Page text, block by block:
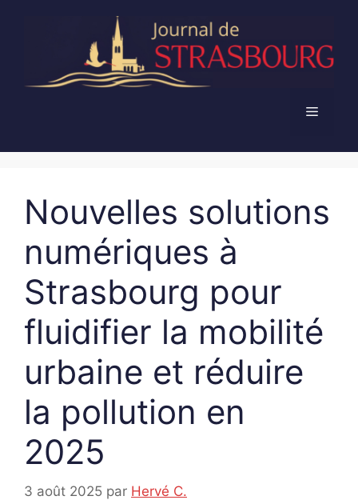
Menu
Nouvelles solutions
numériques à
Strasbourg pour
fluidifier la mobilité
urbaine et réduire
la pollution en
2025
3 août 2025 par Hervé C.